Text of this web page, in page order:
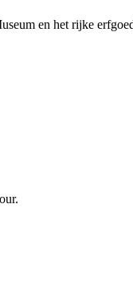
en het rijke